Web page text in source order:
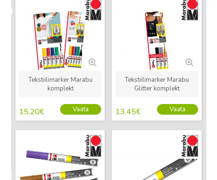
Tekstiilimarker Marabu
komplekt
15.20€ Vaata
Tekstiilimarker Marabu
Glitter komplekt
13.45€ Vaata